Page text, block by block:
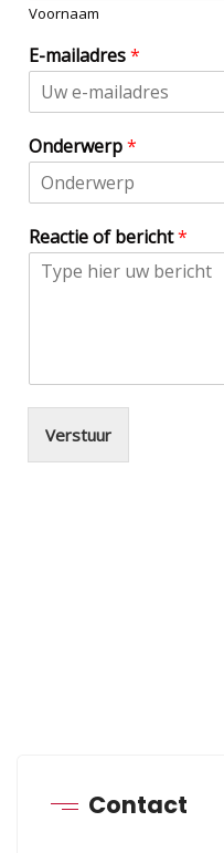
Voornaam
E-mailadres*
Onderwerp*
Reactie of bericht*
Verstuur
Contact